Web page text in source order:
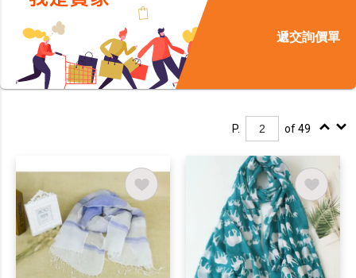
遞交詢價單
P. of 49